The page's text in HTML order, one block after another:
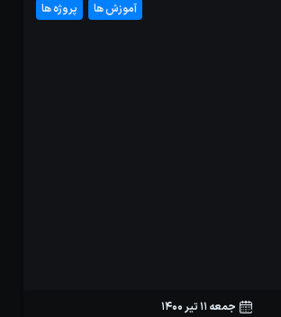
پروژه ها آموزش ها
جمعه 11 تیر 1400